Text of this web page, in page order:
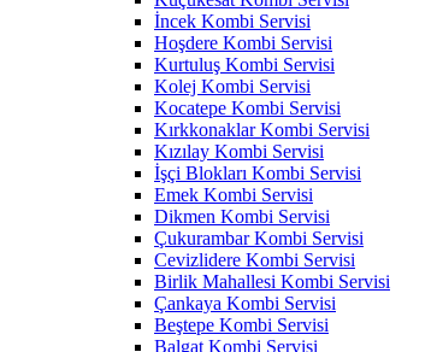
İncek Kombi Servisi
Hoşdere Kombi Servisi
Kurtuluş Kombi Servisi
Kolej Kombi Servisi
Kocatepe Kombi Servisi
Kırkkonaklar Kombi Servisi
Kızılay Kombi Servisi
İşçi Blokları Kombi Servisi
Emek Kombi Servisi
Dikmen Kombi Servisi
Çukurambar Kombi Servisi
Cevizlidere Kombi Servisi
Birlik Mahallesi Kombi Servisi
Çankaya Kombi Servisi
Beştepe Kombi Servisi
Balgat Kombi Servisi